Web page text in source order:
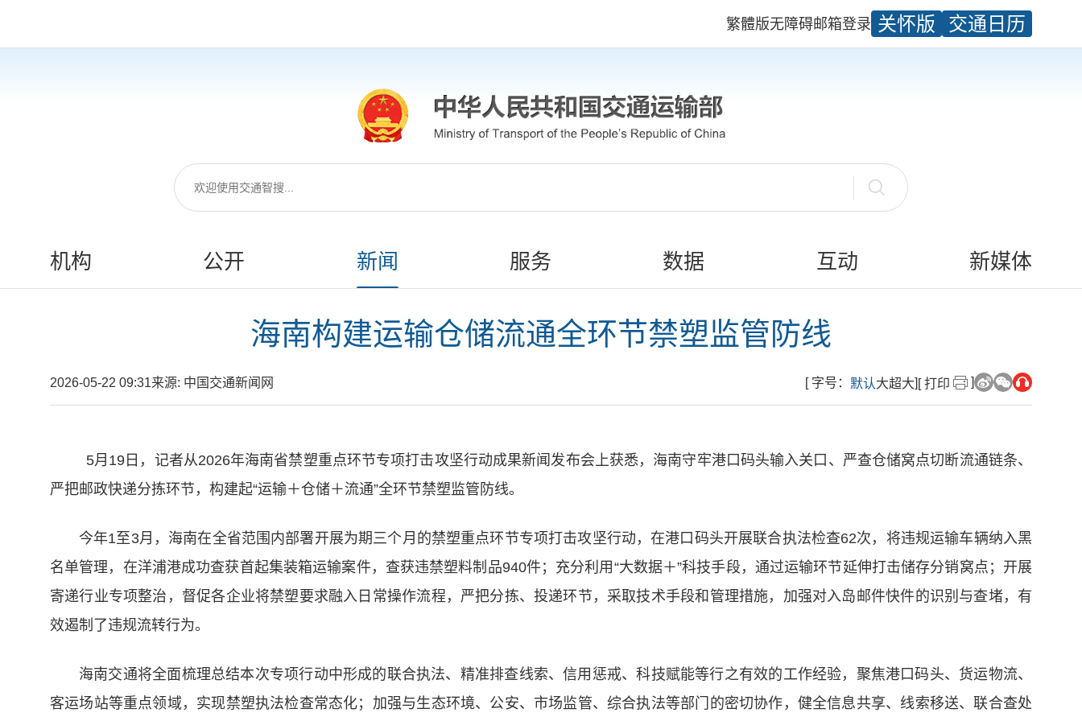
繁體版无障碍邮箱登录 关怀版 交通日历
机构 公开 新闻 服务 数据 互动 新媒体
海南构建运输仓储流通全环节禁塑监管防线
2026-05-22 09:31来源: 中国交通新闻网 [ 字号： 默认大超大] [ 打印 ]
5月19日，记者从2026年海南省禁塑重点环节专项打击攻坚行动成果新闻发布会上获悉，海南守牢港口码头输入关口、严查仓储窝点切断流通链条、
严把邮政快递分拣环节，构建起“运输＋仓储＋流通”全环节禁塑监管防线。
今年1至3月，海南在全省范围内部署开展为期三个月的禁塑重点环节专项打击攻坚行动，在港口码头开展联合执法检查62次，将违规运输车辆纳入黑
名单管理，在洋浦港成功查获首起集装箱运输案件，查获违禁塑料制品940件；充分利用“大数据＋”科技手段，通过运输环节延伸打击储存分销窝点；开展
寄递行业专项整治，督促各企业将禁塑要求融入日常操作流程，严把分拣、投递环节，采取技术手段和管理措施，加强对入岛邮件快件的识别与查堵，有
效遏制了违规流转行为。
海南交通将全面梳理总结本次专项行动中形成的联合执法、精准排查线索、信用惩戒、科技赋能等行之有效的工作经验，聚焦港口码头、货运物流、
客运场站等重点领域，实现禁塑执法检查常态化；加强与生态环境、公安、市场监管、综合执法等部门的密切协作，健全信息共享、线索移送、联合查处